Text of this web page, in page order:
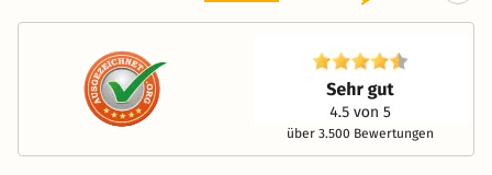
über 3.500 Bewertungen